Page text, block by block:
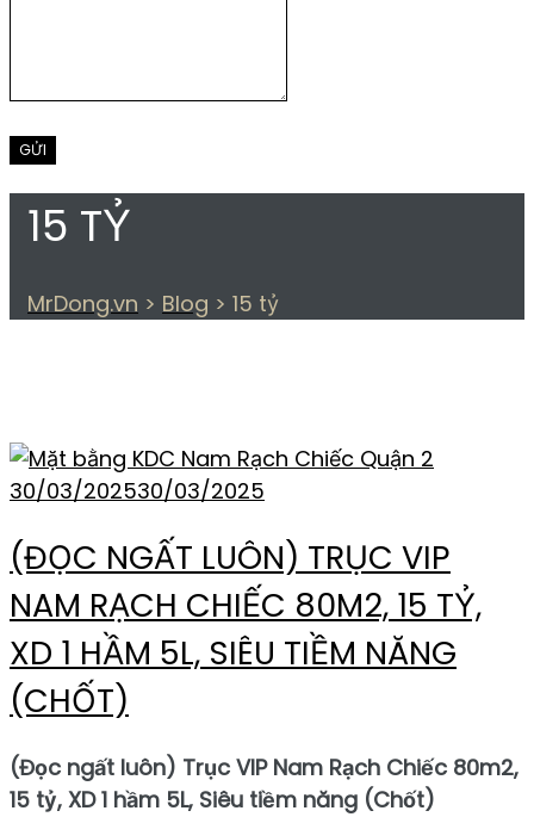
15 TỶ
MrDong.vn > Blog > 15 tỷ
30/03/202530/03/2025
(ĐỌC NGẤT LUÔN) TRỤC VIP
NAM RẠCH CHIẾC 80M2, 15 TỶ,
XD 1 HẦM 5L, SIÊU TIỀM NĂNG
(CHỐT)
(Đọc ngất luôn) Trục VIP Nam Rạch Chiếc 80m2,
15 tỷ, XD 1 hầm 5L, Siêu tiềm năng (Chốt)